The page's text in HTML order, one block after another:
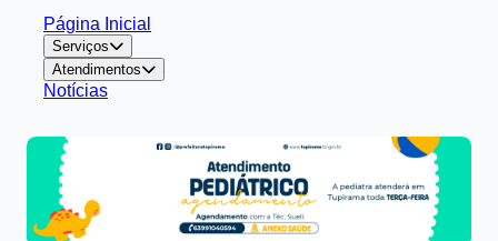
Página Inicial
Serviços
Atendimentos
Notícias